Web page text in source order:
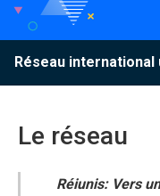
Accéder au contenu
Accéder au menu principal
Accéder à la recherche
Accéder au contenu
Accéder au menu principal
Réseau
Le réseau
Réiunis: Vers